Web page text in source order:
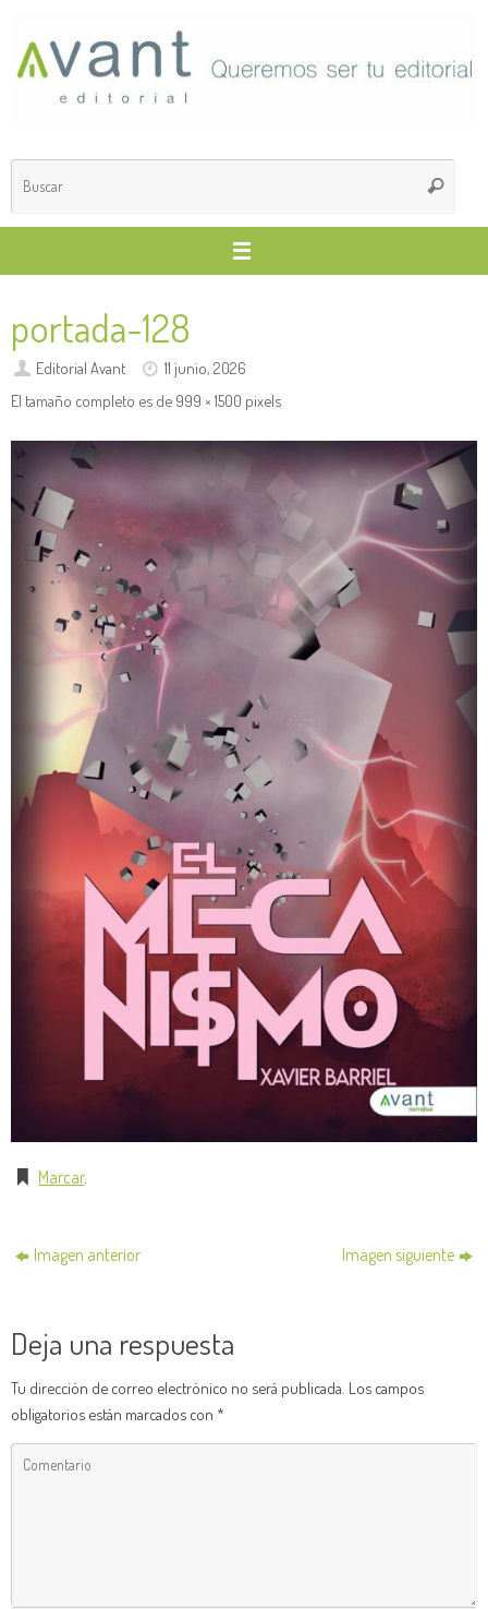
contenido
Buscar
portada-128
Editorial Avant
11 junio, 2026
El tamaño completo es de 999 × 1500 pixels
Marcar.
Imagen anterior Imagen siguiente
Deja una respuesta
Tu dirección de correo electrónico no será publicada. Los campos
obligatorios están marcados con *